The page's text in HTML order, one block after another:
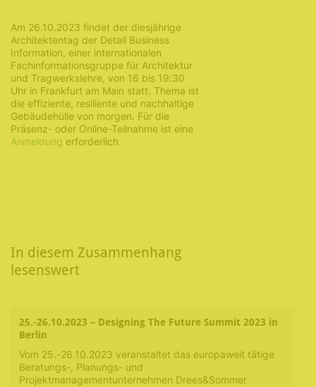
Am 26.10.2023 findet der diesjährige
Architektentag der Detail Business
Information, einer internationalen
Fachinformationsgruppe für Architektur
und Tragwerkslehre, von 16 bis 19:30
Uhr in Frankfurt am Main statt. Thema ist
die effiziente, resiliente und nachhaltige
Gebäudehülle von morgen. Für die
Präsenz- oder Online-Teilnahme ist eine
Anmeldung erforderlich.
In diesem Zusammenhang
lesenswert
25.-26.10.2023 – Designing The Future Summit 2023 in
Berlin
Vom 25.-26.10.2023 veranstaltet das europaweit tätige
Beratungs-, Planungs- und
Projektmanagementunternehmen Drees&Sommer